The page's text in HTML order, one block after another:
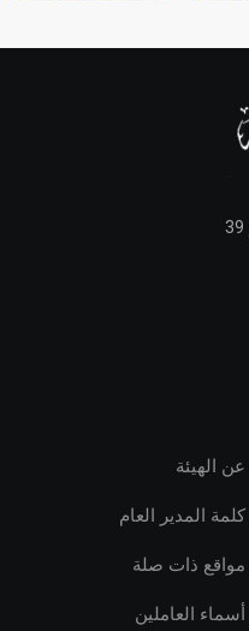
عن الهيئة
كلمة المدير العام
مواقع ذات صلة
أسماء العاملين